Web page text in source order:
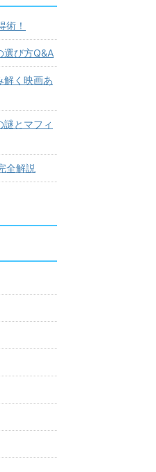
術！
選び方Q&A
解く映画あ
とマフィ
全解説